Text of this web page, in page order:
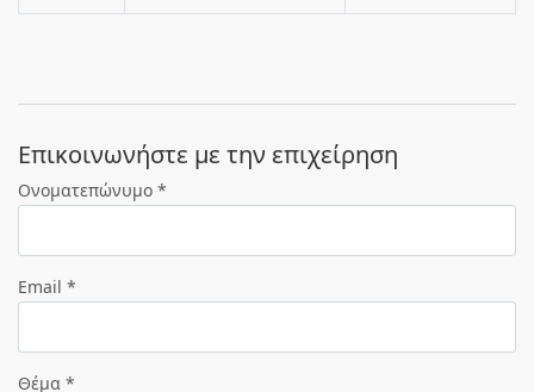
Eπικοινωνήστε με την επιχείρηση
Ονοματεπώνυμο *
Email *
Θέμα *